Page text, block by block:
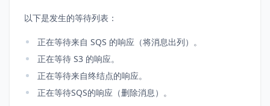
以下是发生的等待列表：
正在等待来自 SQS 的响应（将消息出列）。
正在等待 S3 的响应。
正在等待来自终结点的响应。
正在等待SQS的响应（删除消息）。